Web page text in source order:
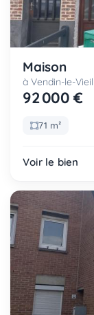
Maison
à Vendin-le-
92 000 €
71 m²
Voir le bien